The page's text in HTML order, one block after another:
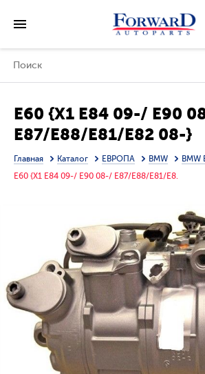
E60 {X1 E84 09-/ E90
E87/E88/E81/E82 08-}
КОМПРЕССОР
(турбодизель) (AVA)
Главная Каталог ЕВРОПА BMW
BMW
E60 {X1 E84 09-/ E90 08-/ E87/E88/E81/E8.